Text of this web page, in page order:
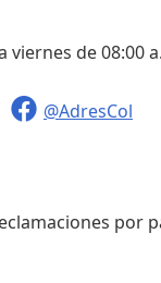
viernes de 08:00
@AdresCol
por